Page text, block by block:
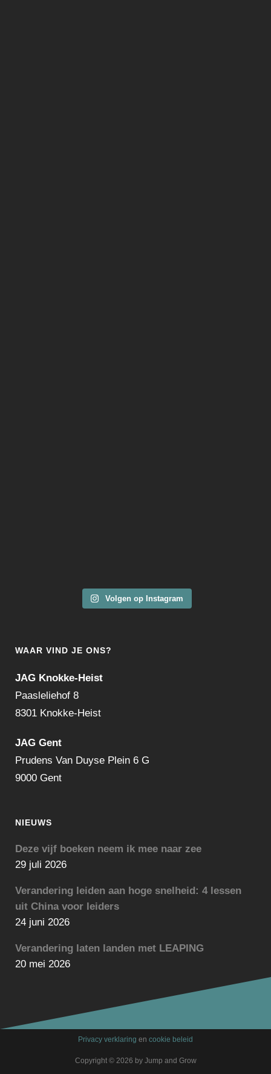
Volgen op Instagram
WAAR VIND JE ONS?
JAG Knokke-Heist
Paasleliehof 8
8301 Knokke-Heist
JAG Gent
Prudens Van Duyse Plein 6 G
9000 Gent
NIEUWS
Deze vijf boeken neem ik mee naar zee
29 juli 2026
Verandering leiden aan hoge snelheid: 4 lessen
uit China voor leiders
24 juni 2026
Verandering laten landen met LEAPING
20 mei 2026
Privacy verklaring en cookie beleid
Copyright © 2026 by Jump and Grow